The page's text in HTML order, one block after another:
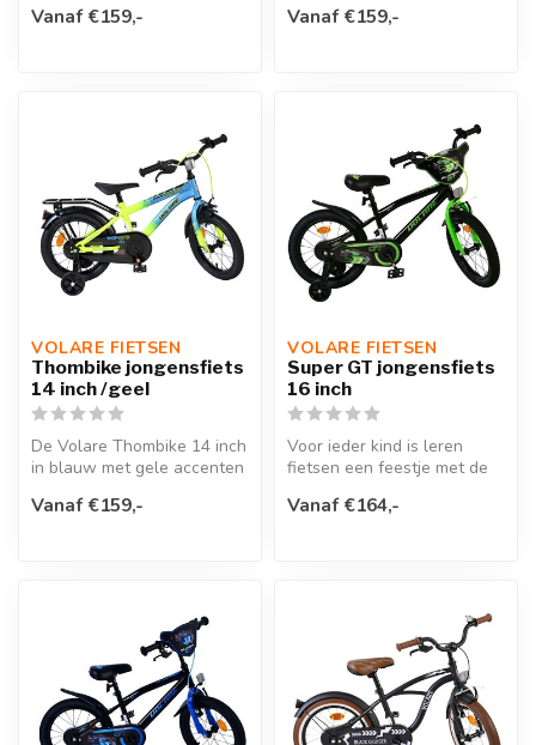
Vanaf €159,-
kinderfiet...
Vanaf €159,-
VOLARE FIETSEN
Thombike jongensfiets
14 inch /geel
De Volare Thombike 14 inch
in blauw met gele accenten
Vanaf €159,-
VOLARE FIETSEN
Super GT jongensfiets
16 inch
Voor ieder kind is leren
fietsen een feestje met de
kind...
Vanaf €164,-